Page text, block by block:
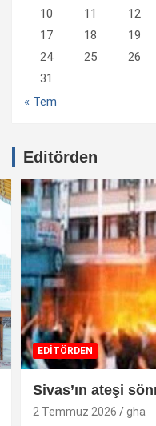
10
11 12
17
18 19
24
25 26
31
« Tem
Editörden
EDİTÖRDEN
Sivas’ın ateşi
2 Temmuz 2026 gha